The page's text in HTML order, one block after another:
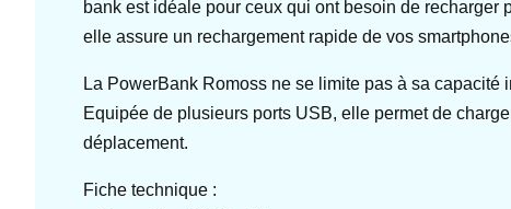
bank est idéale pour ceux qui ont besoin de recharger
elle assure un rechargement rapide de vos
La PowerBank Romoss ne se limite pas à sa
Equipée de plusieurs ports USB, elle permet de
déplacement.
Fiche technique :